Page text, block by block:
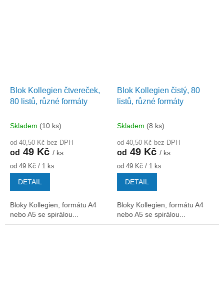
Blok Kollegien čtvereček,
80 listů, různé formáty
Skladem (10 ks)
od 40,50 Kč bez DPH
od 49 Kč / ks
Měrná
cena:
od 49 Kč / 1 ks
DETAIL
Bloky Kollegien, formátu A4
nebo A5 se spirálou...
Blok Kollegien čistý, 80
listů, různé formáty
Skladem (8 ks)
od 40,50 Kč bez DPH
od 49 Kč / ks
Měrná
cena:
od 49 Kč / 1 ks
DETAIL
Bloky Kollegien, formátu A4
nebo A5 se spirálou...